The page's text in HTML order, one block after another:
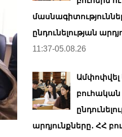
ընդունելության
11:37-05.08.26
Ամփոփվել
բուհական
արդյունքները․ ՀՀ